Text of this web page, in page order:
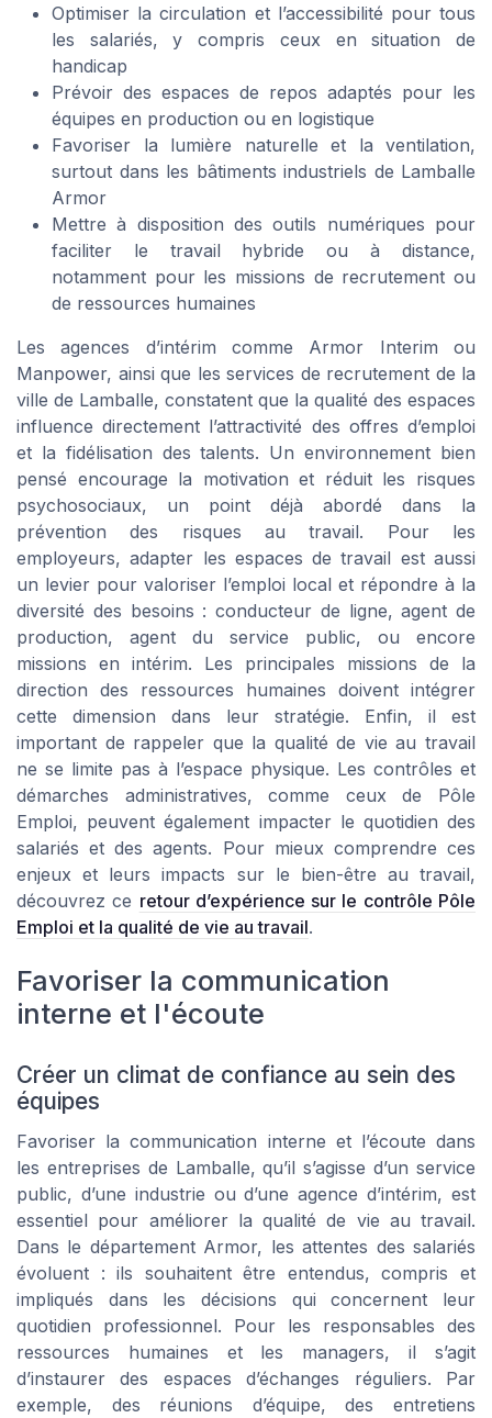
Optimiser la circulation et l’accessibilité pour tous
les salariés, y compris ceux en situation de
handicap
Prévoir des espaces de repos adaptés pour les
équipes en production ou en logistique
Favoriser la lumière naturelle et la ventilation,
surtout dans les bâtiments industriels de Lamballe
Armor
Mettre à disposition des outils numériques pour
faciliter le travail hybride ou à distance,
notamment pour les missions de recrutement ou
de ressources humaines
Les agences d’intérim comme Armor Interim ou
Manpower, ainsi que les services de recrutement de la
ville de Lamballe, constatent que la qualité des espaces
influence directement l’attractivité des offres d’emploi
et la fidélisation des talents. Un environnement bien
pensé encourage la motivation et réduit les risques
psychosociaux, un point déjà abordé dans la
prévention des risques au travail. Pour les
employeurs, adapter les espaces de travail est aussi
un levier pour valoriser l’emploi local et répondre à la
diversité des besoins : conducteur de ligne, agent de
production, agent du service public, ou encore
missions en intérim. Les principales missions de la
direction des ressources humaines doivent intégrer
cette dimension dans leur stratégie. Enfin, il est
important de rappeler que la qualité de vie au travail
ne se limite pas à l’espace physique. Les contrôles et
démarches administratives, comme ceux de Pôle
Emploi, peuvent également impacter le quotidien des
salariés et des agents. Pour mieux comprendre ces
enjeux et leurs impacts sur le bien-être au travail,
découvrez ce retour d’expérience sur le contrôle Pôle
Emploi et la qualité de vie au travail.
Favoriser la communication
interne et l'écoute
Créer un climat de confiance au sein des
équipes
Favoriser la communication interne et l’écoute dans
les entreprises de Lamballe, qu’il s’agisse d’un service
public, d’une industrie ou d’une agence d’intérim, est
essentiel pour améliorer la qualité de vie au travail.
Dans le département Armor, les attentes des salariés
évoluent : ils souhaitent être entendus, compris et
impliqués dans les décisions qui concernent leur
quotidien professionnel. Pour les responsables des
ressources humaines et les managers, il s’agit
d’instaurer des espaces d’échanges réguliers. Par
exemple, des réunions d’équipe, des entretiens